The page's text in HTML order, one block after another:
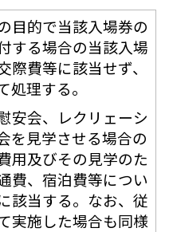
目的で当該入場券の
する場合の当該入場
費等に該当せず、
処理する。
安会、レクリェーシ
を見学させる場合の
用及びその見学のた
費、宿泊費等につい
該当する。なお、従
実施した場合も同様